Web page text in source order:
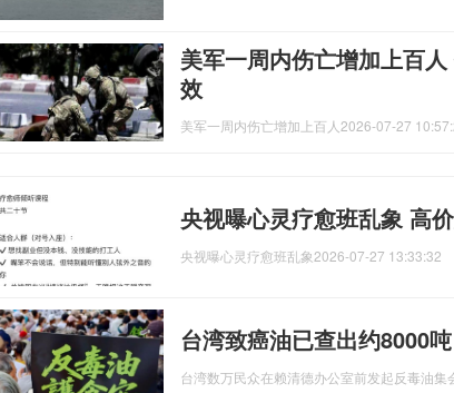
美军一周内伤亡增加上百
效
美军一周内伤亡增加上百人 2026-07-27
央视曝心灵疗愈班乱象 高
央视曝心灵疗愈班乱象2026-07-27 13:33:32
台湾致癌油已查出约8000
台湾数万民众在赖清德办公室前发起反毒油集